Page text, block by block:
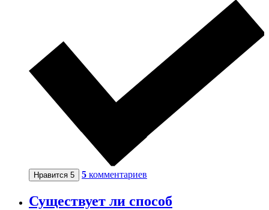
Нравится 5 5 комментариев
Существует ли способ